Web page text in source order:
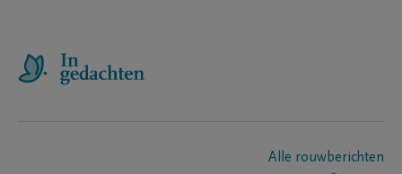
Alle rouwberichten